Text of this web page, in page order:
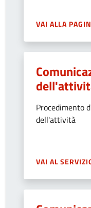
VAI ALLA
Procedimento
dell'attività
VAI AL